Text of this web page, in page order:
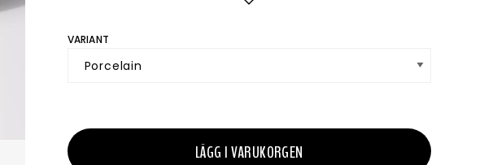
VARIANT
LÄGG I VARUKORGEN